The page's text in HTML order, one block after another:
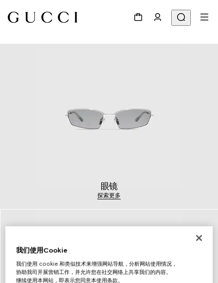
眼镜
探索更多
我们使用Cookie
我们使用 cookie 和类似技术来增强网站导航，分析网站使用情况，
协助我司开展营销工作，并允许您在社交网络上共享我们的内容。
继续使用本网站，即表示您同意本使用条款。